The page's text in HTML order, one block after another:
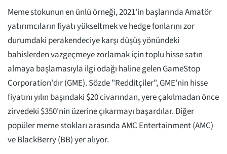
Meme stokunun en ünlü örneği, 2021'in başlarında Amatör
yatırımcıların fiyatı yükseltmek ve hedge fonlarını zor
durumdaki perakendeciye karşı düşüş yönündeki
bahislerden vazgeçmeye zorlamak için toplu hisse satın
almaya başlamasıyla ilgi odağı haline gelen GameStop
Corporation'dır (GME). Sözde "Redditçiler", GME'nin hisse
fiyatını yılın başındaki $20 civarından, yere çakılmadan önce
zirvedeki $350'nin üzerine çıkarmayı başardılar. Diğer
popüler meme stokları arasında AMC Entertainment (AMC)
ve BlackBerry (BB) yer alıyor.